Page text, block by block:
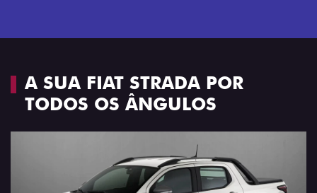
A SUA FIAT STRADA POR
TODOS OS ÂNGULOS